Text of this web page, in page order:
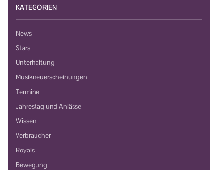
KATEGORIEN
News
Stars
Unterhaltung
Musikneuerscheinungen
Termine
Jahrestag und Anlässe
Wissen
Verbraucher
Royals
Bewegung